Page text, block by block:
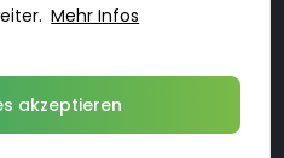
Mehr Infos
akzeptieren